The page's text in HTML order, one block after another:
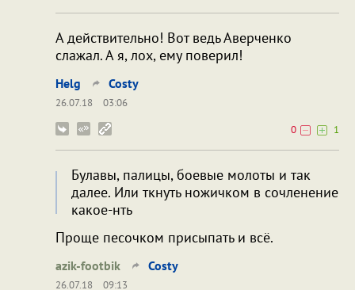
А действительно! Вот ведь Аверченко
слажал. А я, лох, ему поверил!
Helg Costy
26.07.18
03:06
0
1
Булавы, палицы, боевые молоты и так
далее. Или ткнуть ножичком в сочленение
какое-нть
Проще песочком присыпать и всё.
azik-footbik Costy
26.07.18
09:13